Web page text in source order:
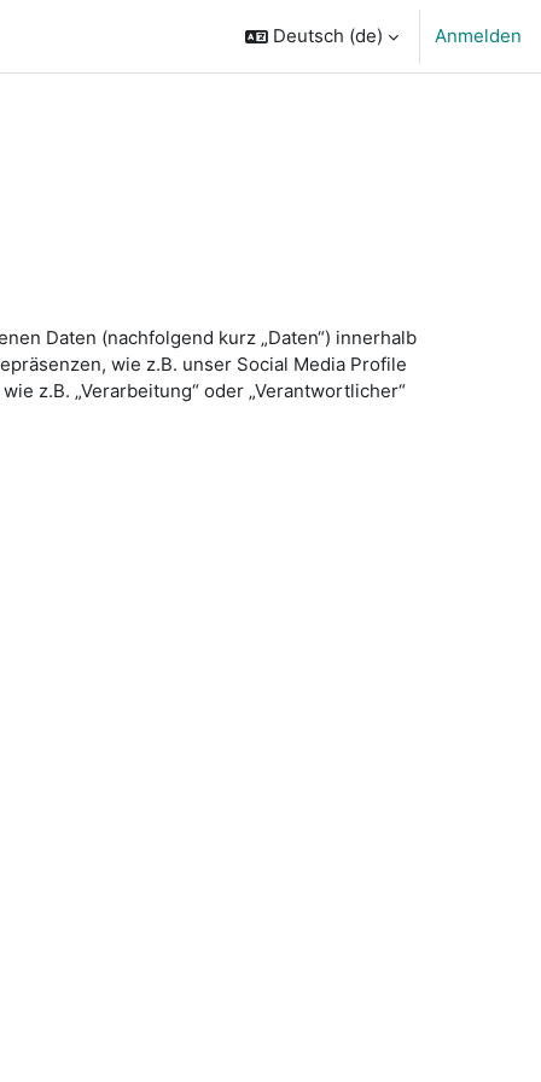
Deutsch ‎(de)‎ Anmelden
Daten (nachfolgend kurz „Daten“) innerhalb
wie z.B. unser Social Media Profile
z.B. „Verarbeitung“ oder „Verantwortlicher“